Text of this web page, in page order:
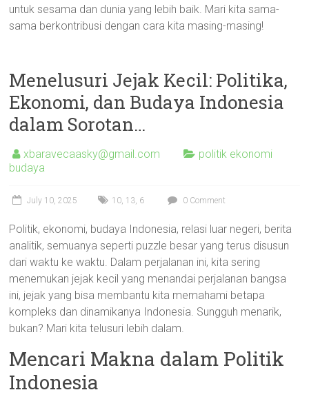
untuk sesama dan dunia yang lebih baik. Mari kita sama-
sama berkontribusi dengan cara kita masing-masing!
Menelusuri Jejak Kecil: Politika,
Ekonomi, dan Budaya Indonesia
dalam Sorotan…
xbaravecaasky@gmail.com
politik ekonomi
budaya
July 10, 2025 10, 13, 6 0 Comment
Politik, ekonomi, budaya Indonesia, relasi luar negeri, berita
analitik, semuanya seperti puzzle besar yang terus disusun
dari waktu ke waktu. Dalam perjalanan ini, kita sering
menemukan jejak kecil yang menandai perjalanan bangsa
ini, jejak yang bisa membantu kita memahami betapa
kompleks dan dinamikanya Indonesia. Sungguh menarik,
bukan? Mari kita telusuri lebih dalam.
Mencari Makna dalam Politik
Indonesia